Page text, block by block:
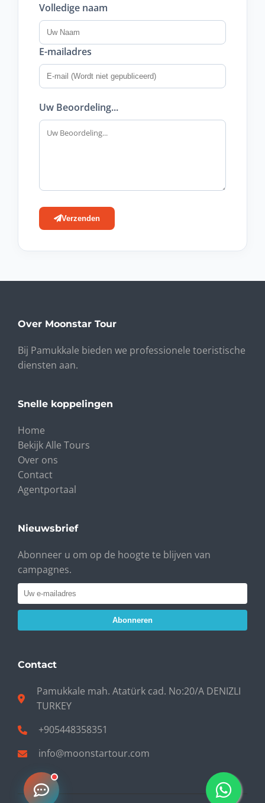
Volledige naam
E-mailadres
Uw Beoordeling...
Verzenden
Over Moonstar Tour
Bij Pamukkale bieden we professionele toeristische
diensten aan.
Snelle koppelingen
Home
Bekijk Alle Tours
Over ons
Contact
Agentportaal
Nieuwsbrief
Abonneer u om op de hoogte te blijven van
campagnes.
Abonneren
Contact
Pamukkale mah. Atatürk cad. No:20/A DENIZLI
TURKEY
+905448358351
info@moonstartour.com